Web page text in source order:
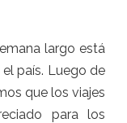
largo está
país. Luego de
que los viajes
para los